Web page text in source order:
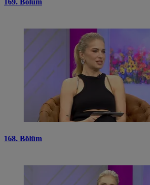
168. Bölüm